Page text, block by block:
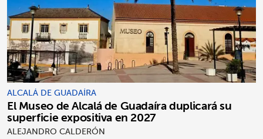
ALCALÁ DE GUADAÍRA
El Museo de Alcalá de Guadaíra duplicará su
superficie expositiva en 2027
ALEJANDRO CALDERÓN